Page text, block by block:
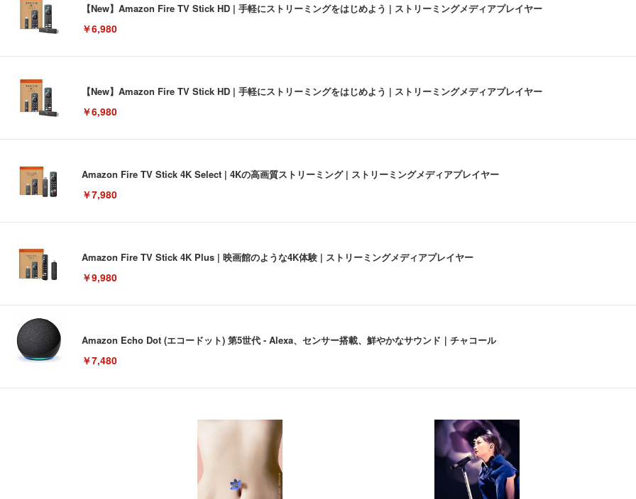
【New】Amazon Fire TV Stick HD | 手軽にストリーミングをはじめよう | ストリーミングメディアプレイヤー
￥6,980
【New】Amazon Fire TV Stick HD | 手軽にストリーミングをはじめよう | ストリーミングメディアプレイヤー
￥6,980
Amazon Fire TV Stick 4K Select | 4Kの高画質ストリーミング | ストリーミングメディアプレイヤー
￥7,980
Amazon Fire TV Stick 4K Plus | 映画館のような4K体験 | ストリーミングメディアプレイヤー
￥9,980
Amazon Echo Dot (エコードット) 第5世代 - Alexa、センサー搭載、鮮やかなサウンド｜チャコール
￥7,480
[EdoErgo] オフィスチェア 椅子 テレワーク 疲れない 跳ね上げ式アームレスト コンパクト 約105度ロッキング pc 事務椅子 360度回
EIZO ビジネス向けプレミアムモニター | FlexScan EV3240X-WT | 31.5型4K UHD・USB Type-C・ホワイト
Amazonベーシック ペットシーツ 薄型 レギュラー 1回使い捨て 無香料 ホワイト 300枚